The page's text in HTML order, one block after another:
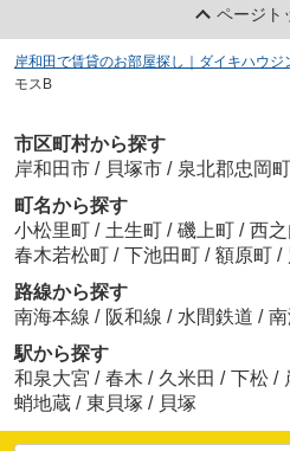
ページト
岸和田で賃貸のお部屋探し｜ダイキハウジ
モスB
市区町村から探す
岸和田市 / 貝塚市 / 泉北郡忠岡町
町名から探す
小松里町 / 土生町 / 磯上町 / 西
春木若松町 / 下池田町 / 額原町 /
路線から探す
南海本線 / 阪和線 / 水間鉄道 /
駅から探す
和泉大宮 / 春木 / 久米田 / 下松 /
蛸地蔵 / 東貝塚 / 貝塚